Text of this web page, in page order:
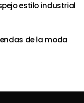
estilo industrial
de la moda